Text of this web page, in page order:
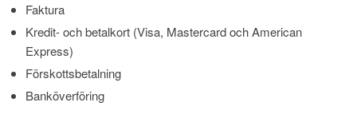
Faktura
Kredit- och betalkort (Visa, Mastercard och American
Express)
Förskottsbetalning
Banköverföring